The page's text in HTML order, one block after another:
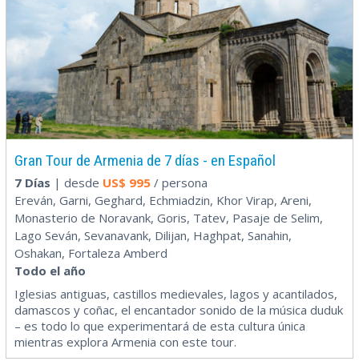
Gran Tour de Armenia de 7 días - en Español
7 Días | desde US$ 995 / persona
Ereván, Garni, Geghard, Echmiadzin, Khor Virap, Areni,
Monasterio de Noravank, Goris, Tatev, Pasaje de Selim,
Lago Seván, Sevanavank, Dilijan, Haghpat, Sanahin,
Oshakan, Fortaleza Amberd
Todo el año
Iglesias antiguas, castillos medievales, lagos y acantilados,
damascos y coñac, el encantador sonido de la música duduk
– es todo lo que experimentará de esta cultura única
mientras explora Armenia con este tour.